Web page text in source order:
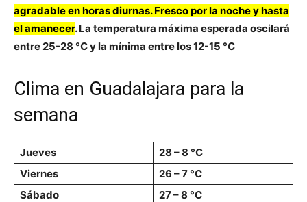
agradable en horas diurnas. Fresco por la noche y hasta
el amanecer. La temperatura máxima esperada oscilará
entre 25-28 °C y la mínima entre los 12-15 °C
Clima en Guadalajara para la
semana
Jueves
28 – 8 °C
Viernes
26 – 7 °C
Sábado
27 – 8 °C